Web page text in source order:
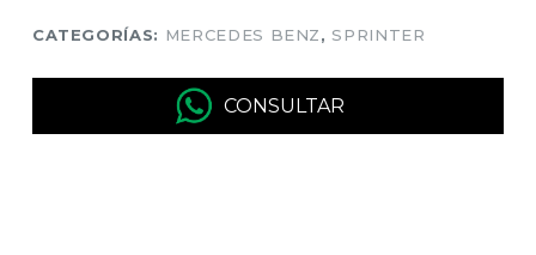
CATEGORÍAS: MERCEDES BENZ,SPRINTER
CONSULTAR